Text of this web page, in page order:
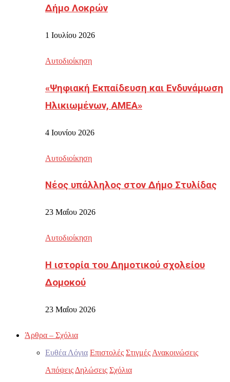
Δήμο Λοκρών
1 Ιουλίου 2026
Αυτοδιοίκηση
«Ψηφιακή Εκπαίδευση και Ενδυνάμωση
Ηλικιωμένων, ΑΜΕΑ»
4 Ιουνίου 2026
Αυτοδιοίκηση
Νέος υπάλληλος στον Δήμο Στυλίδας
23 Μαΐου 2026
Αυτοδιοίκηση
Η ιστορία του Δημοτικού σχολείου
Δομοκού
23 Μαΐου 2026
Άρθρα – Σχόλια
Ευθέα Λόγια Επιστολές Στιγμές Ανακοινώσεις
Απόψεις Δηλώσεις Σχόλια